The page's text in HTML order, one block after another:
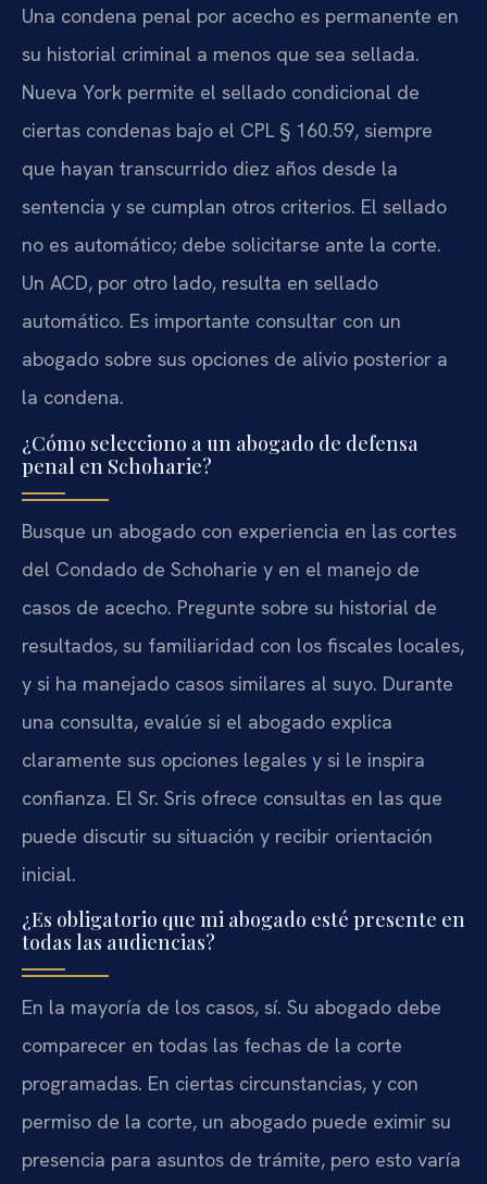
Una condena penal por acecho es permanente en
su historial criminal a menos que sea sellada.
Nueva York permite el sellado condicional de
ciertas condenas bajo el CPL § 160.59, siempre
que hayan transcurrido diez años desde la
sentencia y se cumplan otros criterios. El sellado
no es automático; debe solicitarse ante la corte.
Un ACD, por otro lado, resulta en sellado
automático. Es importante consultar con un
abogado sobre sus opciones de alivio posterior a
la condena.
¿Cómo selecciono a un abogado de defensa
penal en Schoharie?
Busque un abogado con experiencia en las cortes
del Condado de Schoharie y en el manejo de
casos de acecho. Pregunte sobre su historial de
resultados, su familiaridad con los fiscales locales,
y si ha manejado casos similares al suyo. Durante
una consulta, evalúe si el abogado explica
claramente sus opciones legales y si le inspira
confianza. El Sr. Sris ofrece consultas en las que
puede discutir su situación y recibir orientación
inicial.
¿Es obligatorio que mi abogado esté presente en
todas las audiencias?
En la mayoría de los casos, sí. Su abogado debe
comparecer en todas las fechas de la corte
programadas. En ciertas circunstancias, y con
permiso de la corte, un abogado puede eximir su
presencia para asuntos de trámite, pero esto varía